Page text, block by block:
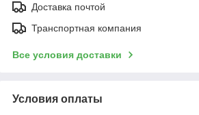
Доставка почтой
Транспортная компания
Все условия доставки
Условия оплаты